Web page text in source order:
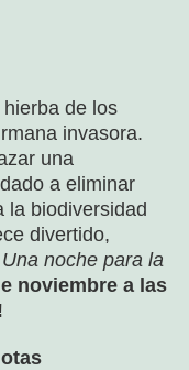
de los
invasora.
una
a eliminar
la biodiversidad
divertido,
Una noche para la
noviembre a las